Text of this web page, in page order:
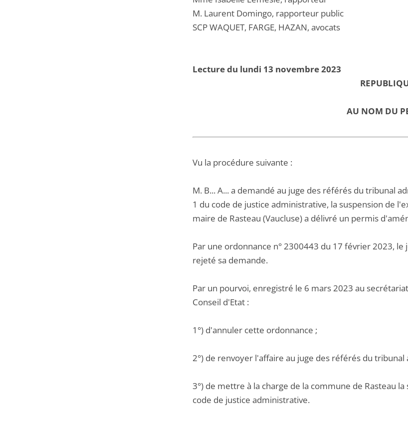
M. Laurent Domingo, rapporteur public
SCP WAQUET, FARGE, HAZAN, avocats
Lecture du lundi 13 novembre 2023
AU NOM DU
Vu la procédure suivante :
M. B... A... a demandé au juge des référés du tribunal
1 du code de justice administrative, la suspension de
maire de Rasteau (Vaucluse) a délivré un permis
Par une ordonnance n° 2300443 du 17 février 2023,
rejeté sa demande.
Par un pourvoi, enregistré le 6 mars 2023 au
Conseil d'Etat :
1°) d'annuler cette ordonnance ;
2°) de renvoyer l'affaire au juge des référés du
3°) de mettre à la charge de la commune de Rasteau
code de justice administrative.